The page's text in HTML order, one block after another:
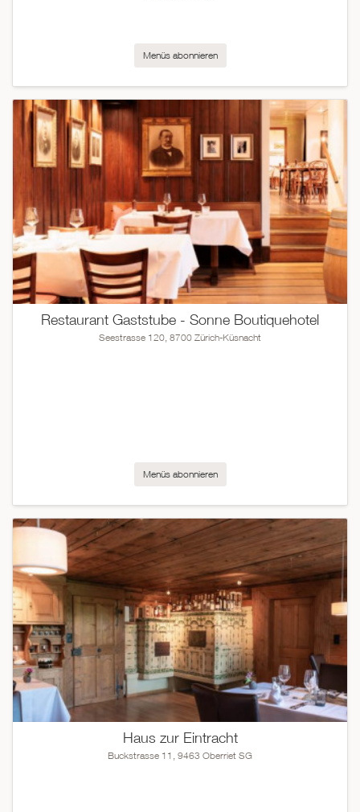
Menüs abonnieren
Restaurant Gaststube - Sonne Boutiquehotel
Seestrasse 120, 8700 Zürich-Küsnacht
Menüs abonnieren
Haus zur Eintracht
Buckstrasse 11, 9463 Oberriet SG